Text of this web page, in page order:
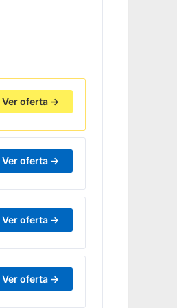
Ver oferta →
Ver oferta →
Ver oferta →
Ver oferta →